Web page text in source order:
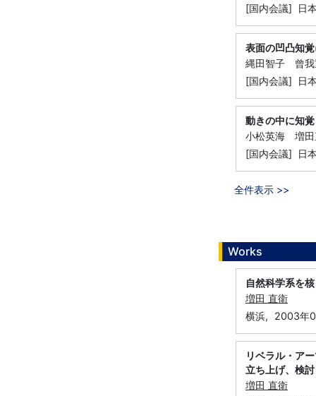
[国内会議] 日
表面の凹凸知
縄田智子 曾
[国内会議] 日
動きの中に知
小松英海 増田
[国内会議] 日
全件表示 >>
Works
自然科学系を
増田 直衛
横浜,
2003年
リベラル・ア
立ち上げ、検
増田 直衛